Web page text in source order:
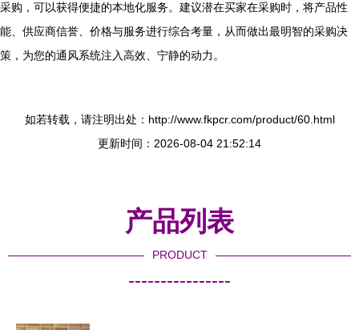
采购，可以获得便捷的本地化服务。建议潜在买家在采购时，将产品性
能、供应商信誉、价格与服务进行综合考量，从而做出最明智的采购决
策，为您的通风系统注入高效、宁静的动力。
如若转载，请注明出处：http://www.fkpcr.com/product/60.html
更新时间：2026-08-04 21:52:14
产品列表
PRODUCT
----------------